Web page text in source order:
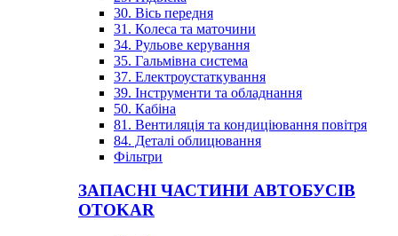
30. Вісь передня
31. Колеса та маточини
34. Рульове керування
35. Гальмівна система
37. Електроустаткування
39. Інструменти та обладнання
50. Кабіна
81. Вентиляція та кондиціювання повітря
84. Деталі облицювання
Фільтри
ЗАПАСНІ ЧАСТИНИ АВТОБУСІВ
OTOKAR